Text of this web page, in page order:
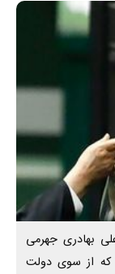
-علی بهادری جهرمی
دولت گفت: لایحه بودجه سال ۱۴۰۳ که از سوی دولت